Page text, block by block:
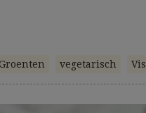
Groenten vegetarisch Vis